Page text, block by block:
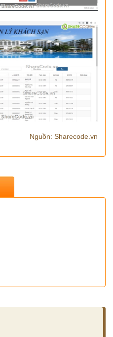
Nguồn: Sharecode.vn